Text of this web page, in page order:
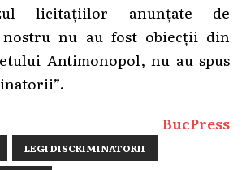
licitațiilor anunțate de
nostru nu au fost obiecții din
Antimonopol, nu au spus
BucPress
LEGI DISCRIMINATORII